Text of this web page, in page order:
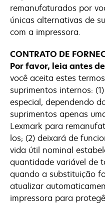
remanufaturados por
únicas alternativas de
com a impressora.
CONTRATO DE
Por favor, leia antes
você aceita estes
suprimentos internos:
especial, dependendo
suprimentos apenas
Lexmark para
los; (2) deixará de
vida útil nominal
quantidade variável de
quando a substituição
atualizar
impressora para